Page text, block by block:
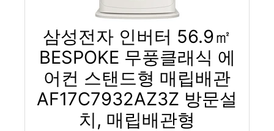
삼성전자 인버터 56.9㎡
BESPOKE 무풍클래식 에
어컨 스탠드형 매립배관
AF17C7932AZ3Z 방문설
치, 매립배관형